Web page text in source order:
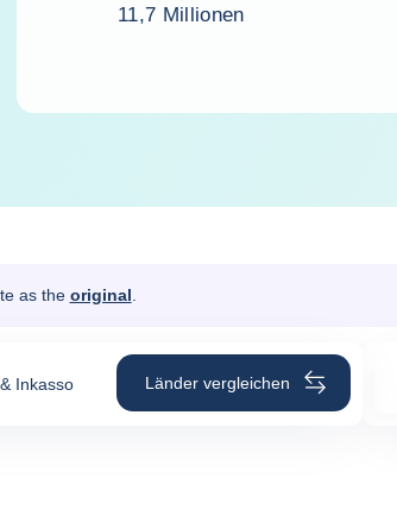
11,7 Millionen
as the original
Inkasso Länder vergleichen